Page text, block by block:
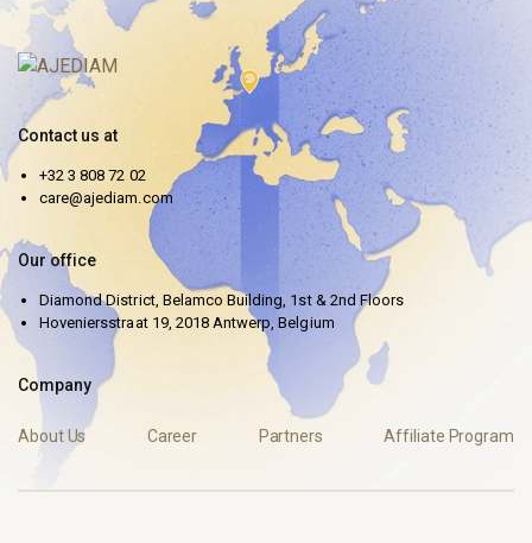
Contact us at
+32 3 808 72 02
care@ajediam.com
Our office
Diamond District, Belamco Building, 1st & 2nd Floors
Hoveniersstraat 19, 2018 Antwerp, Belgium
Company
About Us Career Partners Affiliate Program